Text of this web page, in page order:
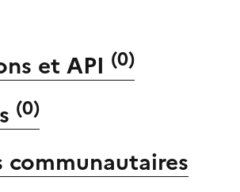
et API (0)
(0)
communautaires